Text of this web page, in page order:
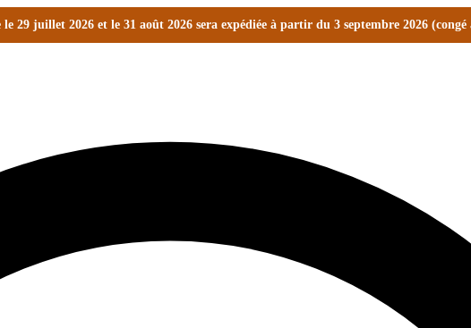
le 29 juillet 2026 et le 31 août 2026 sera expédiée à partir du 3 septembre 2026 (congé